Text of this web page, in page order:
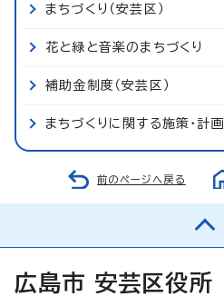
まちづくり（安芸区）
花と緑と音楽のまちづくり
補助金制度（安芸区）
まちづくりに関する施策・計画
前のページへ戻る
広島市 安芸区役所